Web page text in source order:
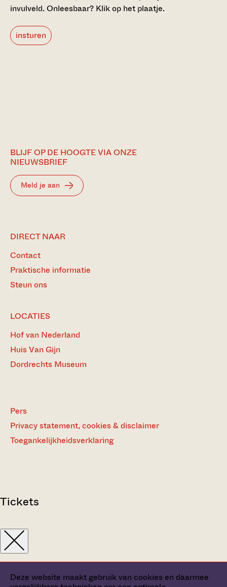
Deze website maakt gebruik van cookies en daarmee
invulveld.Onleesbaar? Klik op het plaatje.
insturen
BLIJF OP DE HOOGTE VIA ONZE
NIEUWSBRIEF
Meld je aan
DIRECT NAAR
Contact
Praktische informatie
Steun ons
LOCATIES
Hof van Nederland
Huis Van Gijn
Dordrechts Museum
Pers
Privacy statement, cookies & disclaimer
Toegankelijkheidsverklaring
Tickets